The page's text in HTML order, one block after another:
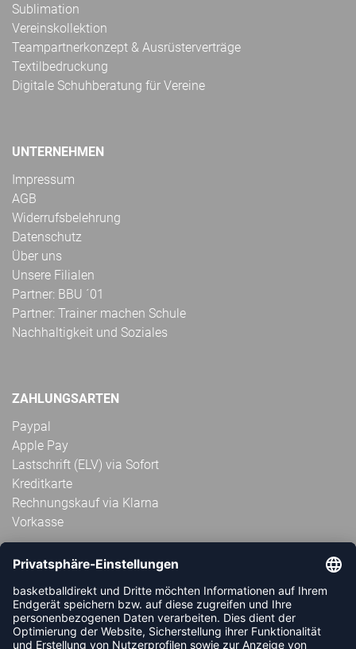
Sublimation
Vereinskollektion
Teampartnerkonzept & Ausrüsterverträge
Textilbedruckung
Digitale Schuhberatung für Vereine
UNTERNEHMEN
Impressum
AGB
Widerrufsbelehrung
Datenschutz
Über uns
Unsere Filialen
Partner: BBU ´01
Partner: Trainer machen Schule
Nachhaltigkeit und Soziales
ZAHLUNGSARTEN
Paypal
Apple Pay
Lastschrift (ELV) via Sofort
Kreditkarte
Rechnungskauf via Klarna
Vorkasse
ABONNIERE JETZT DEN KOSTENLOSEN
HANDBALLDIREKT-NEWSLETTER UND VERPASSE KEINE
NEUIGKEIT ODER AKTION MEHR.
JETZT ANMELDEN